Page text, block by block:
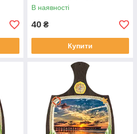
В наявності
40 ₴
Купити